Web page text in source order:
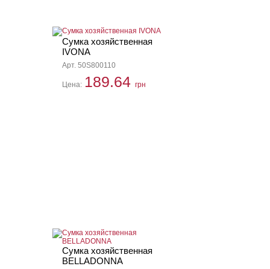
Сумка хозяйственная
IVONA
Арт. 50S800110
Цена: 189.64 грн
Сумка хозяйственная
BELLADONNA